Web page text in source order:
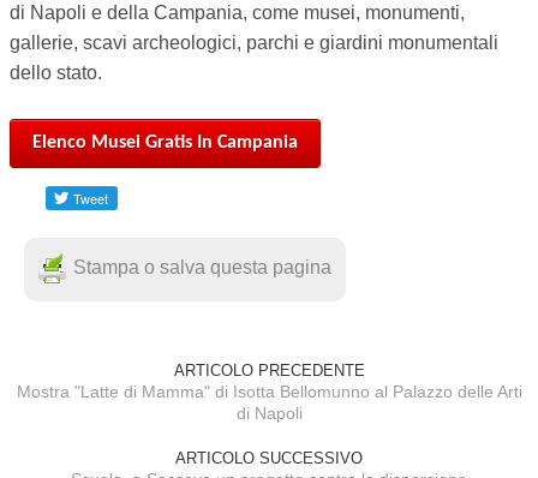
WELFARE
SALUTE
di Napoli e della Campania, come musei, monumenti,
gallerie, scavi archeologici, parchi e giardini monumentali
dello stato.
Elenco Musei Gratis In Campania
Stampa o salva questa pagina
ARTICOLO PRECEDENTE
Mostra "Latte di Mamma" di Isotta Bellomunno al Palazzo delle Arti
di Napoli
ARTICOLO SUCCESSIVO